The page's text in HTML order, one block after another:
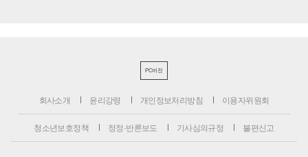
PC버전
회사소개 윤리강령 개인정보처리방침 이용자위원회
청소년보호정책 정정·반론보도 기사심의규정 불편신고